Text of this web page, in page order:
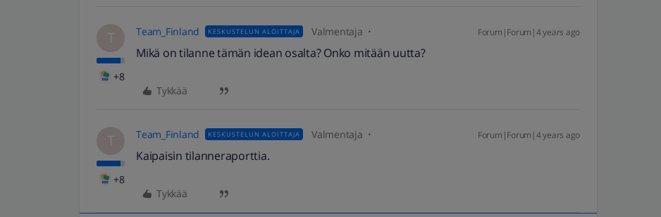
T
+8
Team_Finland KESKUSTELUN ALOITTAJA Valmentaja Forum|Forum|4 years ago
Mikä on tilanne tämän idean osalta? Onko mitään uutta?
Tykkää
T
+8
Team_Finland KESKUSTELUN ALOITTAJA Valmentaja Forum|Forum|4 years ago
Kaipaisin tilanneraporttia.
Tykkää